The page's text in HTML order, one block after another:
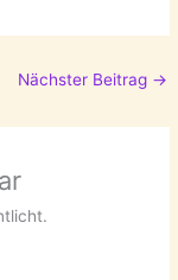
Nächster Beitrag →